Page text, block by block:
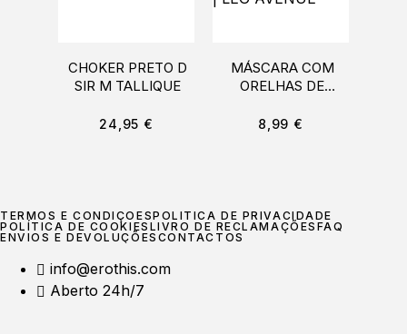
CHOKER PRETO D
SIR M TALLIQUE
24,95 €
MÁSCARA COM
ORELHAS DE
LEG AVENUE
8,99 €
TERMOS E CONDIÇÕESPOLÍTICA DE PRIVACIDADE
POLÍTICA DE COOKIES LIVRO DE RECLAMAÇÕES FAQ
ENVIOS E DEVOLUÇÕES CONTACTOS
info@erothis.com
Aberto 24h/7